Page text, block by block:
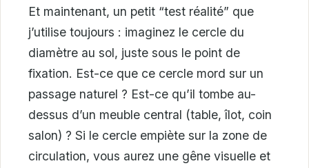
Et maintenant, un petit “test réalité” que
j’utilise toujours : imaginez le cercle du
diamètre au sol, juste sous le point de
fixation. Est-ce que ce cercle mord sur un
passage naturel ? Est-ce qu’il tombe au-
dessus d’un meuble central (table, îlot, coin
salon) ? Si le cercle empiète sur la zone de
circulation, vous aurez une gêne visuelle et